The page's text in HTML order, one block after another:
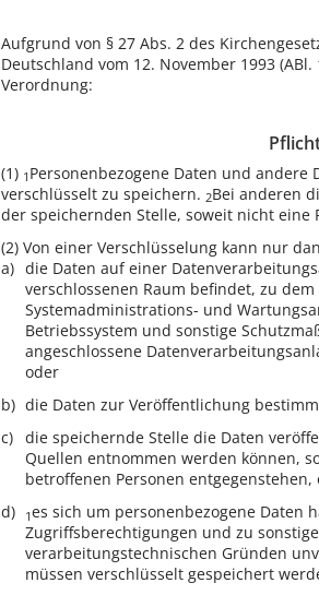
Aufgrund von § 27 Abs. 2 des
Deutschland vom 12. November 1993
Verordnung:
(1) 1 Personenbezogene Daten und
verschlüsselt zu speichern. 2Bei anderen
der speichernden Stelle, soweit nicht eine
(2) Von einer Verschlüsselung kann nur
die Daten auf einer
verschlossenen Raum befindet, zu
Systemadministrations- und
Betriebssystem und sonstige
angeschlossene
oder
die Daten zur Veröffentlichung
die speichernde Stelle die Daten
Quellen entnommen werden können,
betroffenen Personen entgegenstehen,
1es sich um personenbezogene Daten
Zugriffsberechtigungen und zu
verarbeitungstechnischen Gründen
müssen verschlüsselt gespeichert